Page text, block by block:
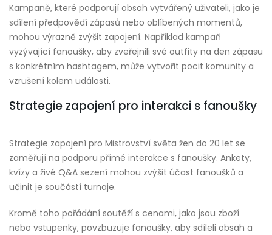
Kampaně, které podporují obsah vytvářený uživateli, jako je
sdílení předpovědí zápasů nebo oblíbených momentů,
mohou výrazně zvýšit zapojení. Například kampaň
vyzývající fanoušky, aby zveřejnili své outfity na den zápasu
s konkrétním hashtagem, může vytvořit pocit komunity a
vzrušení kolem události.
Strategie zapojení pro interakci s fanoušky
Strategie zapojení pro Mistrovství světa žen do 20 let se
zaměřují na podporu přímé interakce s fanoušky. Ankety,
kvízy a živé Q&A sezení mohou zvýšit účast fanoušků a
učinit je součástí turnaje.
Kromě toho pořádání soutěží s cenami, jako jsou zboží
nebo vstupenky, povzbuzuje fanoušky, aby sdíleli obsah a